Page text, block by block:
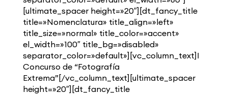
[ultimate_spacer height=»20″][dt_fancy_title
title=»Nomenclatura» title_align=»left»
title_size=»normal» title_color=»accent»
el_width=»100″ title_bg=»disabled»
separator_color=»default»][vc_column_text]I
Concurso de “Fotografía
Extrema”[/vc_column_text][ultimate_spacer
height=»20″][dt_fancy_title